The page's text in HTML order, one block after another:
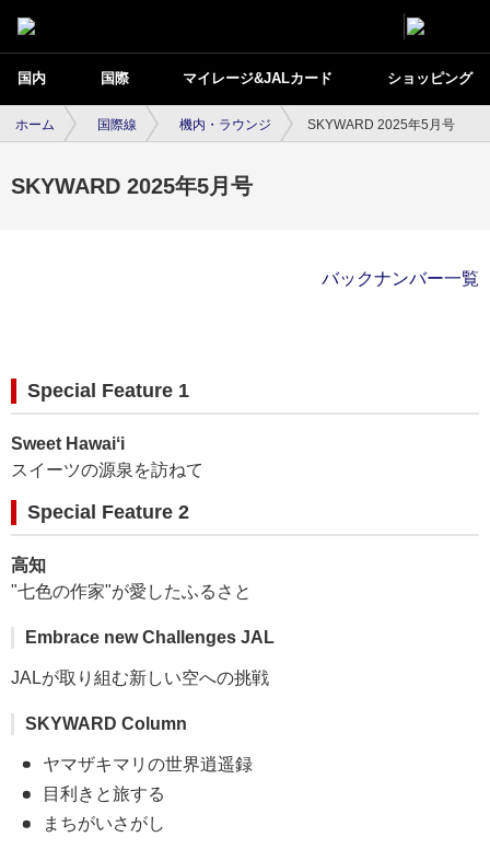
国内 国際 マイレージ&JALカード ショッピング
ホーム 国際線 機内・ラウンジ SKYWARD 2025年5月号
SKYWARD 2025年5月号
バックナンバー一覧
Special Feature 1
Sweet Hawaiʻi
スイーツの源泉を訪ねて
Special Feature 2
高知
"七色の作家"が愛したふるさと
Embrace new Challenges JAL
JALが取り組む新しい空への挑戦
SKYWARD Column
ヤマザキマリの世界逍遥録
目利きと旅する
まちがいさがし